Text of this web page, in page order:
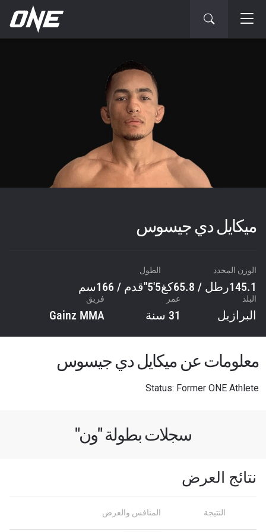
ميكايل دي جيسوس
الوزن المحدد
145.1رطل / 65.8كغ
الطول
5'5"قدم / 166سم
البلد
البرازيل
عمر
31 سنة
فريق
Gainz MMA
معلومات عن ميكايل دي جيسوس
Status: Former ONE Athlete
سجلات بطولة "ون"
نتائج العرض
النتيجة المنافس والعرض
ابق على اطّلاع
خذ بطولة "ون" معك أينما ذهبت! اشترك الآن للوصول
إلى آخر الأخبار، وفتح العروض الخاصة والحصول على